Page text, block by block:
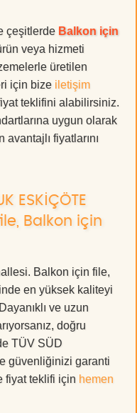
çeşitlerde Balkon için
veya hizmeti
üretilen
için bize iletişim
teklifini alabilirsiniz.
uygun olarak
fiyatlarını
ESKİÇÖTE
Balkon için
Balkon için file,
en yüksek kaliteyi
ve uzun
doğru
TÜV SÜD
güvenliğinizi garanti
fiyat teklifi için hemen